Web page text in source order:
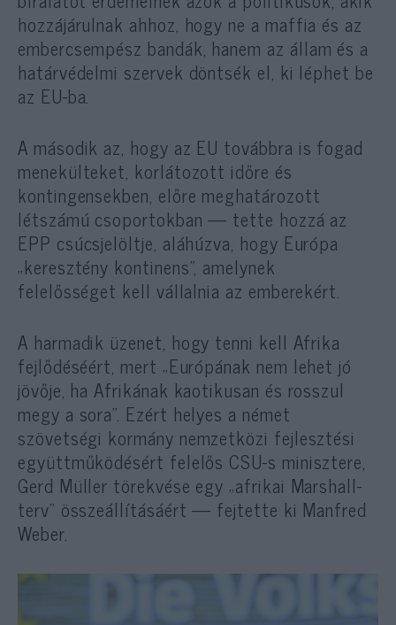
hozzájárulnak ahhoz, hogy ne a maffia és az
embercsempész bandák, hanem az állam és a
határvédelmi szervek döntsék el, ki léphet be
az EU-ba.
A második az, hogy az EU továbbra is fogad
menekülteket, korlátozott időre és
kontingensekben, előre meghatározott
létszámú csoportokban — tette hozzá az
EPP csúcsjelöltje, aláhúzva, hogy Európa
„keresztény kontinens”, amelynek
felelősséget kell vállalnia az emberekért.
A harmadik üzenet, hogy tenni kell Afrika
fejlődéséért, mert „Európának nem lehet jó
jövője, ha Afrikának kaotikusan és rosszul
megy a sora”. Ezért helyes a német
szövetségi kormány nemzetközi fejlesztési
együttműködésért felelős CSU-s minisztere,
Gerd Müller törekvése egy „afrikai Marshall-
terv” összeállításáért — fejtette ki Manfred
Weber.